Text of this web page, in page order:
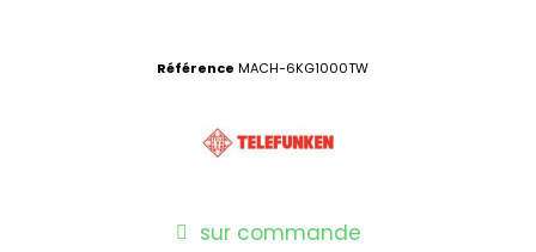
Référence MACH-6KG1000TW
sur commande